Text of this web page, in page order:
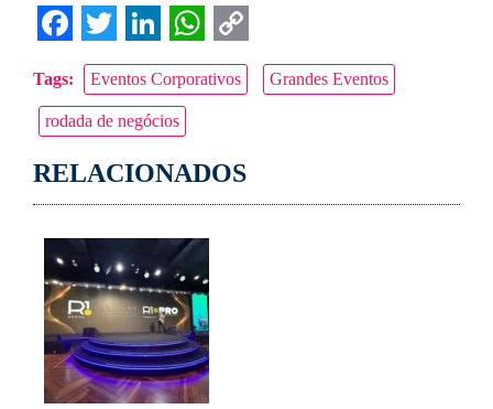
Facebook
Twitter
LinkedIn
WhatsApp
Copy
Link
Tags: Eventos Corporativos Grandes Eventos
rodada de negócios
RELACIONADOS